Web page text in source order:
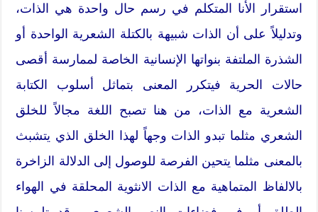
استقرار الأنا المتكلم في رسم حال واحدة هي الذات،
وتدليلاً على أن الذات شبيهة بالكتلة الشعرية الواحدة أو
الشذرة الملتفة بنواتها الإنسانية الخاصة لممارسة أقصى
حالات الحرية فيتكرر المعنى بتماثل أسلوب الكتابة
الشعرية مع الذات، من هنا تصبح اللغة مجالاً للخلق
الشعري مثلما تبدو الذات وجهاً لهذا الخلق الذي يتشبث
بالمعنى مثلما يتحين الفرصة للوصول إلى الدلالة الزاخرة
بالالفاظ المتماهية مع الذات الانثوية المحلقة في الهواء